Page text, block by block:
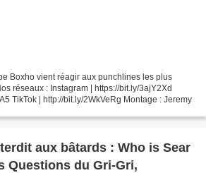
Boxho vient réagir aux punchlines les plus
réseaux : Instagram | https://bit.ly/3ajY2Xd
TikTok | http://bit.ly/2WkVeRg Montage : Jeremy
aux bâtards : Who is Sear
Questions du Gri-Gri,